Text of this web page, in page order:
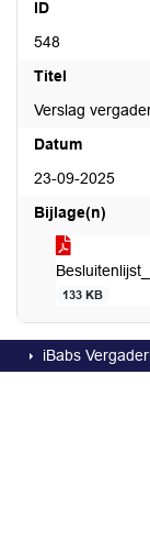
ID
548
Titel
Verslag
Datum
23-09-2025
Bijlage(n)
133 KB
iBabs